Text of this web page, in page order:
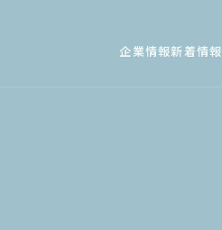
企業情報新着情報